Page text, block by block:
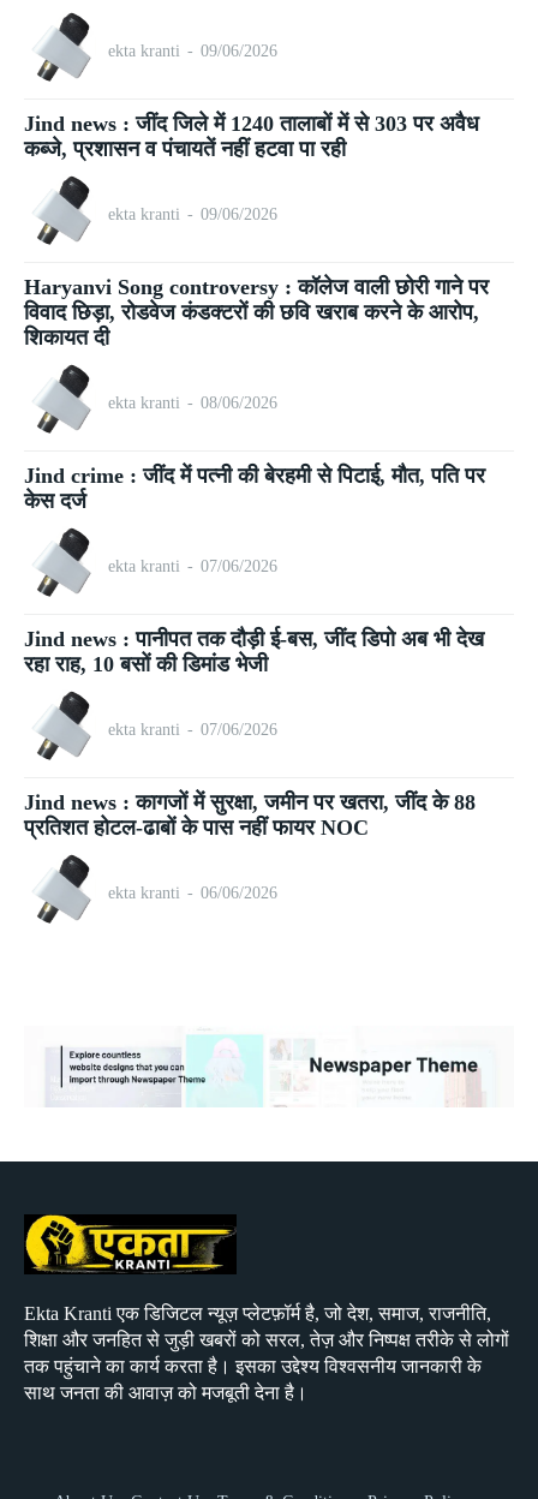
ekta kranti - 09/06/2026
Jind news : जींद जिले में 1240 तालाबों में से 303 पर अवैध
कब्जे, प्रशासन व पंचायतें नहीं हटवा पा रही
ekta kranti - 09/06/2026
Haryanvi Song controversy : कॉलेज वाली छोरी गाने पर
विवाद छिड़ा, रोडवेज कंडक्टरों की छवि खराब करने के आरोप,
शिकायत दी
ekta kranti - 08/06/2026
Jind crime : जींद में पत्नी की बेरहमी से पिटाई, मौत, पति पर
केस दर्ज
ekta kranti - 07/06/2026
Jind news : पानीपत तक दौड़ी ई-बस, जींद डिपो अब भी देख
रहा राह, 10 बसों की डिमांड भेजी
ekta kranti - 07/06/2026
Jind news : कागजों में सुरक्षा, जमीन पर खतरा, जींद के 88
प्रतिशत होटल-ढाबों के पास नहीं फायर NOC
ekta kranti - 06/06/2026
Ekta Kranti एक डिजिटल न्यूज़ प्लेटफ़ॉर्म है, जो देश, समाज, राजनीति,
शिक्षा और जनहित से जुड़ी खबरों को सरल, तेज़ और निष्पक्ष तरीके से लोगों
तक पहुंचाने का कार्य करता है। इसका उद्देश्य विश्वसनीय जानकारी के
साथ जनता की आवाज़ को मजबूती देना है।